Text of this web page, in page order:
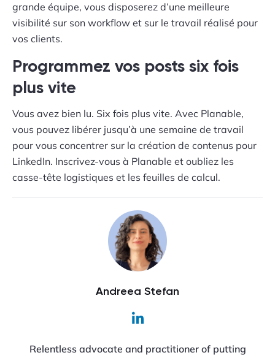
grande équipe, vous disposerez d’une meilleure
visibilité sur son workflow et sur le travail réalisé pour
vos clients.
Programmez vos posts six fois
plus vite
Vous avez bien lu. Six fois plus vite. Avec Planable,
vous pouvez libérer jusqu’à une semaine de travail
pour vous concentrer sur la création de contenus pour
LinkedIn. Inscrivez-vous à Planable et oubliez les
casse-tête logistiques et les feuilles de calcul.
Andreea Stefan
Relentless advocate and practitioner of putting